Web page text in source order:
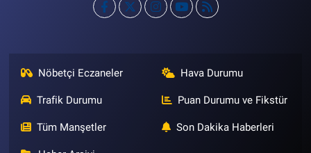
Nöbetçi Eczaneler Hava Durumu
Trafik Durumu Puan Durumu ve Fikstür
Tüm Manşetler Son Dakika Haberleri